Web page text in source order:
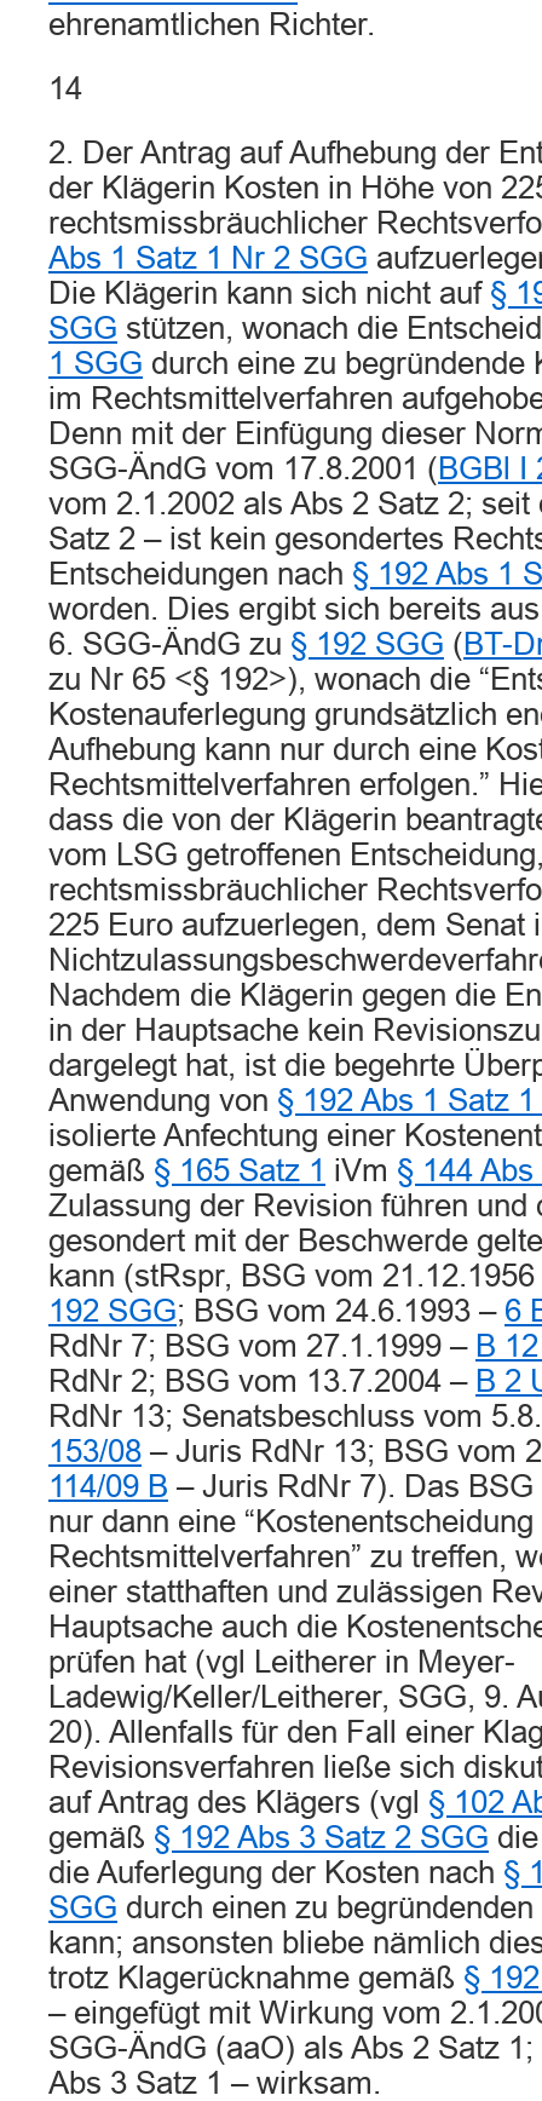
ehrenamtlichen Richter.
14
2. Der Antrag auf Aufhebung der
der Klägerin Kosten in Höhe von
rechtsmissbräuchlicher
Abs 1 Satz 1 Nr 2 SGG
Die Klägerin kann sich nicht auf §
SGG stützen, wonach die
1 SGG durch eine zu begründende
im Rechtsmittelverfahren
Denn mit der Einfügung dieser
SGG-ÄndG vom 17.8.2001 (BGBl I
vom 2.1.2002 als Abs 2 Satz 2; seit
Satz 2 – ist kein gesondertes
Entscheidungen nach § 192 Abs 1
worden. Dies ergibt sich bereits
6. SGG-ÄndG zu § 192 SGG (BT-
zu Nr 65 <§ 192>), wonach die
Kostenauferlegung grundsätzlich
Aufhebung kann nur durch eine
Rechtsmittelverfahren erfolgen.”
dass die von der Klägerin
vom LSG getroffenen
rechtsmissbräuchlicher
225 Euro aufzuerlegen, dem Senat
Nachdem die Klägerin gegen die
in der Hauptsache kein
dargelegt hat, ist die begehrte
Anwendung von § 192 Abs 1 Satz
isolierte Anfechtung einer
gemäß § 165 Satz 1 iVm § 144
Zulassung der Revision führen und
gesondert mit der Beschwerde
kann (stRspr, BSG vom
192 SGG; BSG vom 24.6.1993 – 6
RdNr 7; BSG vom 27.1.1999 – B
RdNr 2; BSG vom 13.7.2004 – B 2
RdNr 13; Senatsbeschluss vom
153/08 – Juris RdNr 13; BSG vom
114/09 B – Juris RdNr 7). Das
nur dann eine
Rechtsmittelverfahren” zu treffen,
einer statthaften und zulässigen
Hauptsache auch die
prüfen hat (vgl Leitherer in Meyer-
Ladewig/Keller/Leitherer, SGG, 9.
20). Allenfalls für den Fall einer
Revisionsverfahren ließe sich
auf Antrag des Klägers (vgl § 102
gemäß § 192 Abs 3 Satz 2 SGG
die Auferlegung der Kosten nach §
SGG durch einen zu
kann; ansonsten bliebe nämlich
trotz Klagerücknahme gemäß §
– eingefügt mit Wirkung vom
SGG-ÄndG (aaO) als Abs 2 Satz
Abs 3 Satz 1 – wirksam.